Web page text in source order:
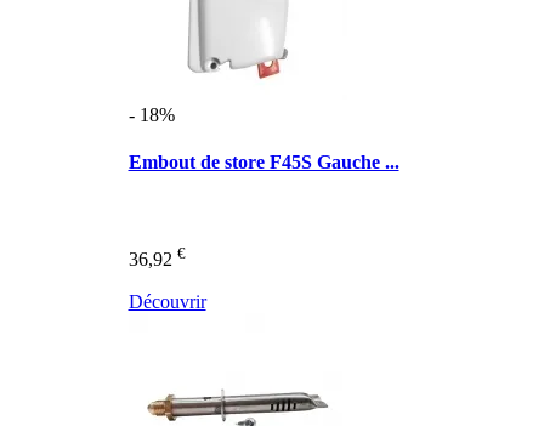
- 18%
Embout de store F45S Gauche ...
36,92 €
Découvrir